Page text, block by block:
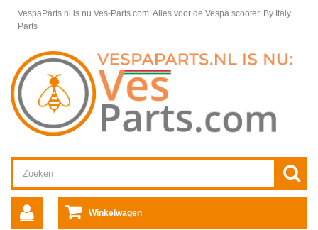
VespaParts.nl is nu Ves-Parts.com: Alles voor de Vespa scooter. By Italy
Parts
Winkelwagen